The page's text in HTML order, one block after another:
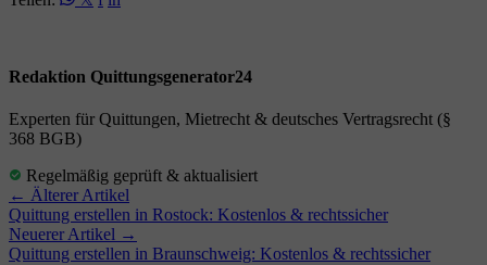
Redaktion Quittungsgenerator24
Experten für Quittungen, Mietrecht & deutsches Vertragsrecht (§
368 BGB)
Regelmäßig geprüft & aktualisiert
← Älterer Artikel
Quittung erstellen in Rostock: Kostenlos & rechtssicher
Neuerer Artikel →
Quittung erstellen in Braunschweig: Kostenlos & rechtssicher